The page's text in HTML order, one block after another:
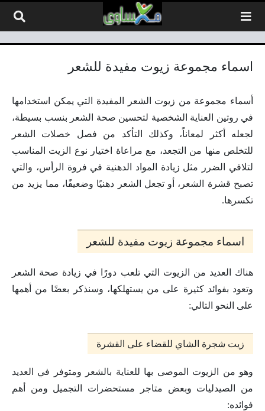
اسماء مجموعة زيوت مفيدة للشعر
أسماء مجموعة من زيوت الشعر المفيدة التي يمكن استخدامها
في روتين العناية الشخصية لتحسين صحة الشعر بنسب بسيطة،
لجعله أكثر لمعاناً، وكذلك التأكد من فصل خصلات الشعر
للتخلص منها من التجعد، مع مراعاة اختيار نوع الزيت المناسب
لتلافي الضرر مثل زيادة المواد الدهنية في فروة الرأس، والتي
تصبح قشرة الشعر، أو تجعل الشعر دهنيًا وضعيفًا، مما يزيد من
تكسرها.
اسماء مجموعة زيوت مفيدة للشعر
هناك العديد من الزيوت التي تلعب دورًا في زيادة صحة الشعر
وتعود بفوائد كثيرة على من يستهلكها، وسنذكر بعضًا من أهمها
على النحو التالي:
زيت شجرة الشاي للقضاء على القشرة
وهو من الزيوت الموصى بها للعناية بالشعر ومتوفر في العديد
من الصيدليات وبعض متاجر مستحضرات التجميل ومن أهم
فوائده: